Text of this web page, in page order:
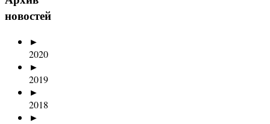
новостей
►
2020
►
2019
►
2018
►